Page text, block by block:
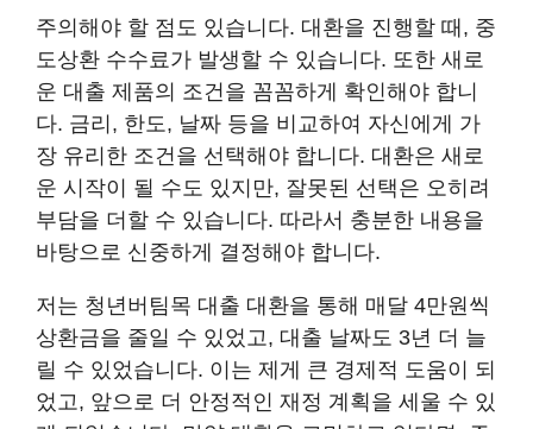
주의해야 할 점도 있습니다. 대환을 진행할 때, 중
도상환 수수료가 발생할 수 있습니다. 또한 새로
운 대출 제품의 조건을 꼼꼼하게 확인해야 합니
다. 금리, 한도, 날짜 등을 비교하여 자신에게 가
장 유리한 조건을 선택해야 합니다. 대환은 새로
운 시작이 될 수도 있지만, 잘못된 선택은 오히려
부담을 더할 수 있습니다. 따라서 충분한 내용을
바탕으로 신중하게 결정해야 합니다.
저는 청년버팀목 대출 대환을 통해 매달 4만원씩
상환금을 줄일 수 있었고, 대출 날짜도 3년 더 늘
릴 수 있었습니다. 이는 제게 큰 경제적 도움이 되
었고, 앞으로 더 안정적인 재정 계획을 세울 수 있